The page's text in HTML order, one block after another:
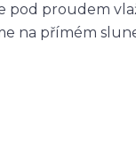
pod proudem
na přímém